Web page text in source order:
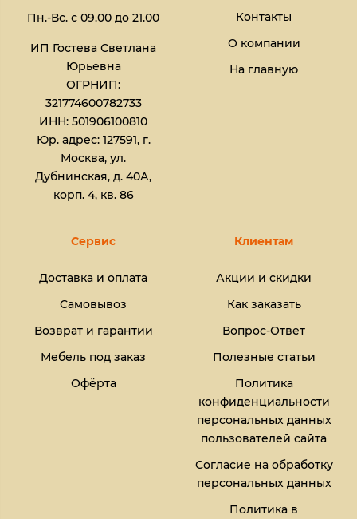
Пн.-Вс. с 09.00 до 21.00
ИП Гостева Светлана
Юрьевна​
ОГРНИП:
321774600782733
ИНН: 501906100810
Юр. адрес: 127591, г.
Москва, ул.
Дубнинская, д. 40А,
корп. 4, кв. 86
Контакты
О компании
На главную
Сервис
Доставка и оплата
Самовывоз
Возврат и гарантии
Мебель под заказ
Офёрта
Клиентам
Акции и скидки
Как заказать
Вопрос-Ответ
Полезные статьи
Политика
конфиденциальности
персональных данных
пользователей сайта
Согласие на обработку
персональных данных
Политика в